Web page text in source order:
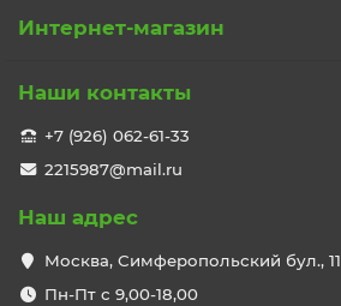
Интернет-магазин
Наши контакты
+7 (926) 062-61-33
2215987@mail.ru
Наш адрес
Москва, Симферопольский бул., 11
Пн-Пт с 9,00-18,00